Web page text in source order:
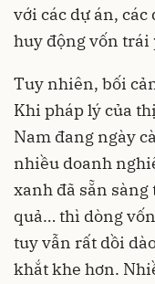
với các dự án,
huy động vốn trái
Tuy nhiên, bối
Khi pháp lý của
Nam đang ngày
nhiều doanh
xanh đã sẵn
quả… thì dòng
tuy vẫn rất dồi
khắt khe hơn.